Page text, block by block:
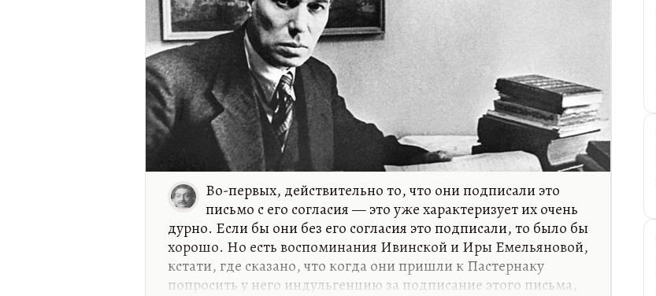
Во-первых, действительно то, что они подписали это
письмо с его согласия — это уже характеризует их очень
дурно. Если бы они без его согласия это подписали, то было бы
хорошо. Но есть воспоминания Ивинской и Иры Емельяновой,
кстати, где сказано, что когда они пришли к Пастернаку
попросить у него индульгенцию за подписание этого письма,